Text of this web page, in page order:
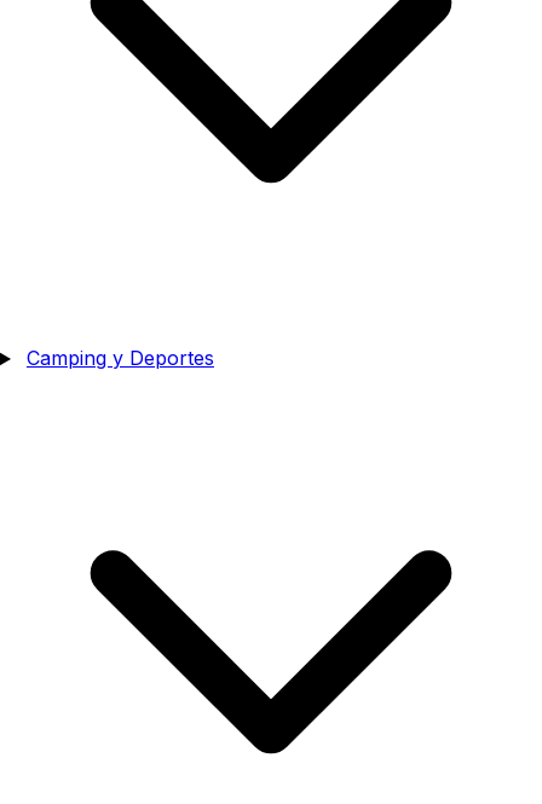
Camping y Deportes